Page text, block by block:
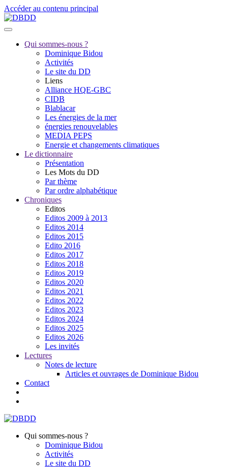
Accéder au contenu principal
Qui sommes-nous ?
Dominique Bidou
Activités
Le site du DD
Liens
Alliance HQE-GBC
CIDB
Blablacar
Les énergies de la mer
énergies renouvelables
MEDIA PEPS
Energie et changements climatiques
Le dictionnaire
Présentation
Les Mots du DD
Par thème
Par ordre alphabétique
Chroniques
Editos
Editos 2009 à 2013
Editos 2014
Editos 2015
Edito 2016
Editos 2017
Editos 2018
Editos 2019
Editos 2020
Editos 2021
Editos 2022
Editos 2023
Editos 2024
Editos 2025
Editos 2026
Les invités
Lectures
Notes de lecture
Articles et ouvrages de Dominique Bidou
Contact
Qui sommes-nous ?
Dominique Bidou
Activités
Le site du DD